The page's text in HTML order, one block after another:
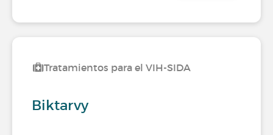
Tratamientos para el VIH-SIDA
Biktarvy